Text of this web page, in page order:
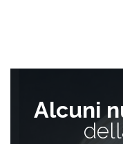
Alcuni